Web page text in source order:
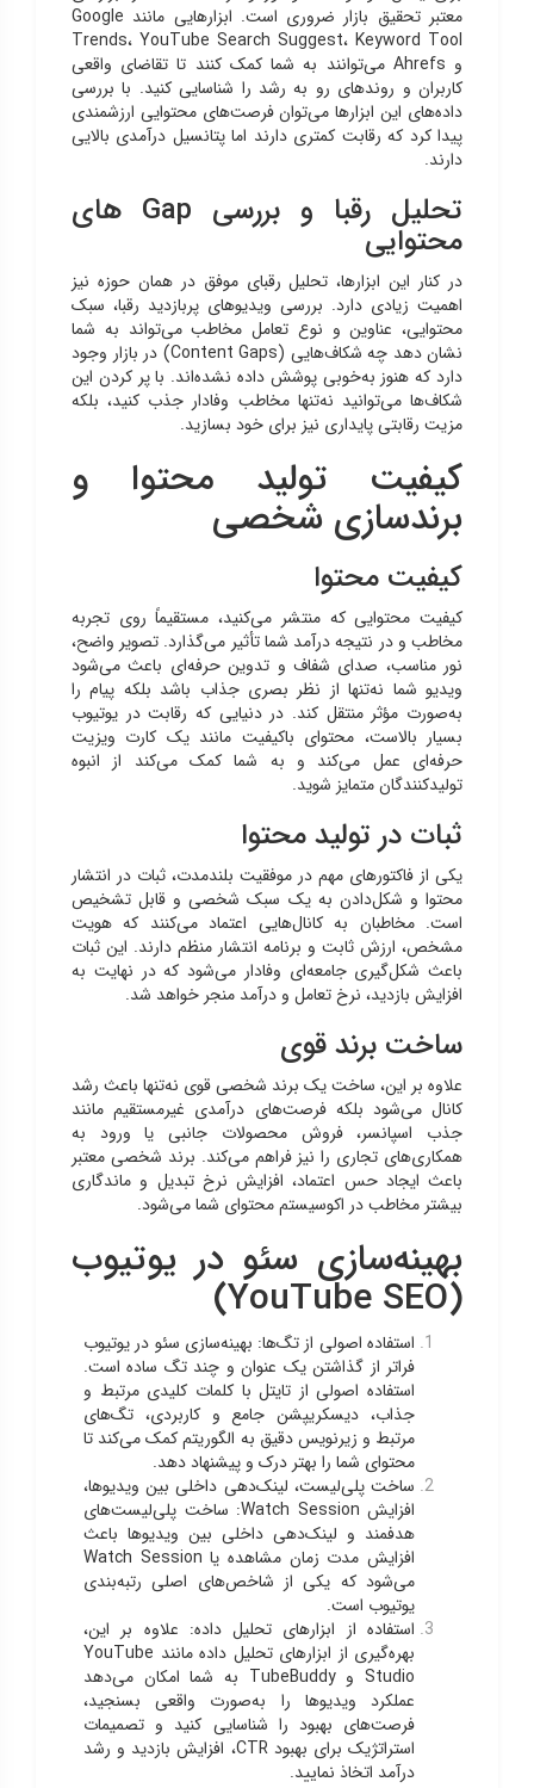
معتبر تحقیق بازار ضروری است. ابزارهایی مانند Google
Trends، YouTube Search Suggest، Keyword Tool
و Ahrefs می‌توانند به شما کمک کنند تا تقاضای واقعی
کاربران و روندهای رو به رشد را شناسایی کنید. با بررسی
داده‌های این ابزارها می‌توان فرصت‌های محتوایی ارزشمندی
پیدا کرد که رقابت کمتری دارند اما پتانسیل درآمدی بالایی
دارند.
تحلیل رقبا و بررسی Gap های
محتوایی
در کنار این ابزارها، تحلیل رقبای موفق در همان حوزه نیز
اهمیت زیادی دارد. بررسی ویدیوهای پربازدید رقبا، سبک
محتوایی، عناوین و نوع تعامل مخاطب می‌تواند به شما
نشان دهد چه شکاف‌هایی (Content Gaps) در بازار وجود
دارد که هنوز به‌خوبی پوشش داده نشده‌اند. با پر کردن این
شکاف‌ها می‌توانید نه‌تنها مخاطب وفادار جذب کنید، بلکه
مزیت رقابتی پایداری نیز برای خود بسازید.
کیفیت تولید محتوا و
برندسازی شخصی
کیفیت محتوا
کیفیت محتوایی که منتشر می‌کنید، مستقیماً روی تجربه
مخاطب و در نتیجه درآمد شما تأثیر می‌گذارد. تصویر واضح،
نور مناسب، صدای شفاف و تدوین حرفه‌ای باعث می‌شود
ویدیو شما نه‌تنها از نظر بصری جذاب باشد بلکه پیام را
به‌صورت مؤثر منتقل کند. در دنیایی که رقابت در یوتیوب
بسیار بالاست، محتوای باکیفیت مانند یک کارت ویزیت
حرفه‌ای عمل می‌کند و به شما کمک می‌کند از انبوه
تولیدکنندگان متمایز شوید.
ثبات در تولید محتوا
یکی از فاکتورهای مهم در موفقیت بلندمدت، ثبات در انتشار
محتوا و شکل‌دادن به یک سبک شخصی و قابل تشخیص
است. مخاطبان به کانال‌هایی اعتماد می‌کنند که هویت
مشخص، ارزش ثابت و برنامه انتشار منظم دارند. این ثبات
باعث شکل‌گیری جامعه‌ای وفادار می‌شود که در نهایت به
افزایش بازدید، نرخ تعامل و درآمد منجر خواهد شد.
ساخت برند قوی
علاوه بر این، ساخت یک برند شخصی قوی نه‌تنها باعث رشد
کانال می‌شود بلکه فرصت‌های درآمدی غیرمستقیم مانند
جذب اسپانسر، فروش محصولات جانبی یا ورود به
همکاری‌های تجاری را نیز فراهم می‌کند. برند شخصی معتبر
باعث ایجاد حس اعتماد، افزایش نرخ تبدیل و ماندگاری
بیشتر مخاطب در اکوسیستم محتوای شما می‌شود.
بهینه‌سازی سئو در یوتیوب
(YouTube SEO)
استفاده اصولی از تگ‌ها: بهینه‌سازی سئو در یوتیوب
فراتر از گذاشتن یک عنوان و چند تگ ساده است.
استفاده اصولی از تایتل با کلمات کلیدی مرتبط و
جذاب، دیسکریپشن جامع و کاربردی، تگ‌های
مرتبط و زیرنویس دقیق به الگوریتم کمک می‌کند تا
محتوای شما را بهتر درک و پیشنهاد دهد.
ساخت پلی‌لیست، لینک‌دهی داخلی بین ویدیوها،
افزایش Watch Session: ساخت پلی‌لیست‌های
هدفمند و لینک‌دهی داخلی بین ویدیوها باعث
افزایش مدت زمان مشاهده یا Watch Session
می‌شود که یکی از شاخص‌های اصلی رتبه‌بندی
یوتیوب است.
استفاده از ابزارهای تحلیل داده: علاوه بر این،
بهره‌گیری از ابزارهای تحلیل داده مانند YouTube
Studio و TubeBuddy به شما امکان می‌دهد
عملکرد ویدیوها را به‌صورت واقعی بسنجید،
فرصت‌های بهبود را شناسایی کنید و تصمیمات
استراتژیک برای بهبود CTR، افزایش بازدید و رشد
درآمد اتخاذ نمایید.